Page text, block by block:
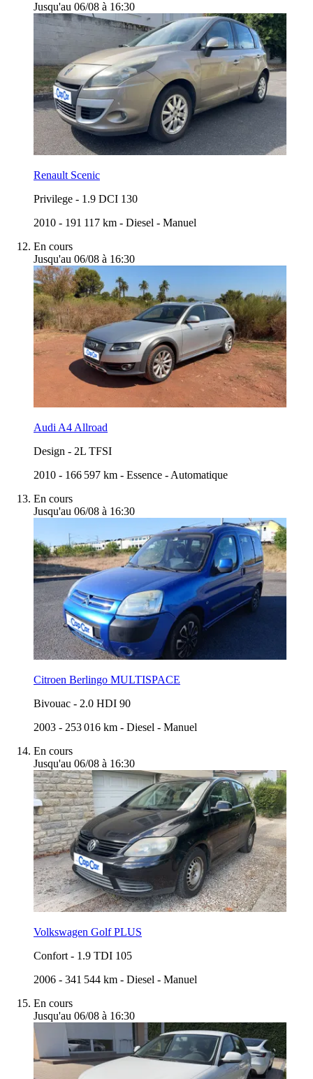
Jusqu'au 06/08 à 16:30
Renault Scenic
Privilege - 1.9 DCI 130
2010 - 191 117 km - Diesel - Manuel
En cours
Jusqu'au 06/08 à 16:30
Audi A4 Allroad
Design - 2L TFSI
2010 - 166 597 km - Essence - Automatique
En cours
Jusqu'au 06/08 à 16:30
Citroen Berlingo MULTISPACE
Bivouac - 2.0 HDI 90
2003 - 253 016 km - Diesel - Manuel
En cours
Jusqu'au 06/08 à 16:30
Volkswagen Golf PLUS
Confort - 1.9 TDI 105
2006 - 341 544 km - Diesel - Manuel
En cours
Jusqu'au 06/08 à 16:30